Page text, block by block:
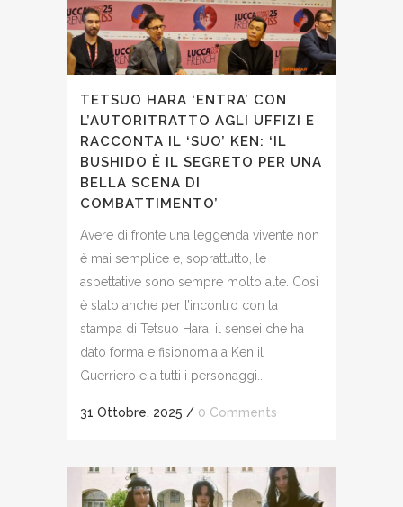
TETSUO HARA ‘ENTRA’ CON
L’AUTORITRATTO AGLI UFFIZI E
RACCONTA IL ‘SUO’ KEN: ‘IL
BUSHIDO È IL SEGRETO PER UNA
BELLA SCENA DI
COMBATTIMENTO’
Avere di fronte una leggenda vivente non
è mai semplice e, soprattutto, le
aspettative sono sempre molto alte. Così
è stato anche per l’incontro con la
stampa di Tetsuo Hara, il sensei che ha
dato forma e fisionomia a Ken il
Guerriero e a tutti i personaggi...
31 Ottobre, 2025 / 0 Comments